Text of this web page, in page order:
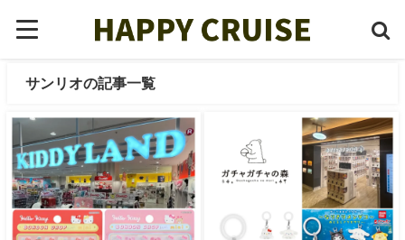
サンリオの記事一覧